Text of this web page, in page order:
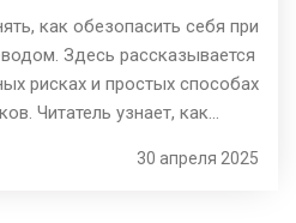
как обезопасить себя при
Здесь рассказывается
рисках и простых способах
Читатель узнает, как
перевод уже отправлен
30 апреля 2025